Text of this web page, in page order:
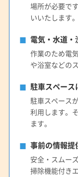
場所が必要で
いいたします。
電気・水道・
作業のため電
や浴室などの
駐車スペース
駐車スペース
利用します。
ます。
事前の情報提
安全・スムー
掃除機能付き